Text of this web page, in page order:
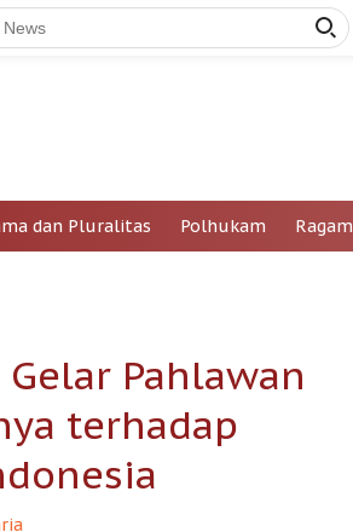
dan Pluralitas Polhukam Ragam
Pahlawan
terhadap